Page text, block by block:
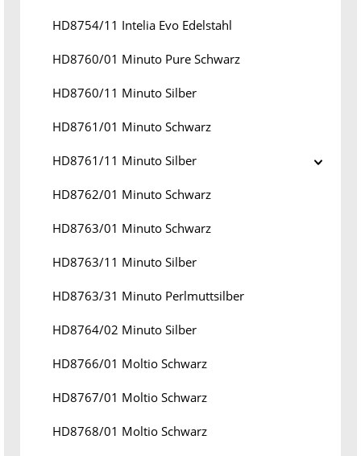
HD8754/11 Intelia Evo Edelstahl
HD8760/01 Minuto Pure Schwarz
HD8760/11 Minuto Silber
HD8761/01 Minuto Schwarz
HD8761/11 Minuto Silber
HD8762/01 Minuto Schwarz
HD8763/01 Minuto Schwarz
HD8763/11 Minuto Silber
HD8763/31 Minuto Perlmuttsilber
HD8764/02 Minuto Silber
HD8766/01 Moltio Schwarz
HD8767/01 Moltio Schwarz
HD8768/01 Moltio Schwarz